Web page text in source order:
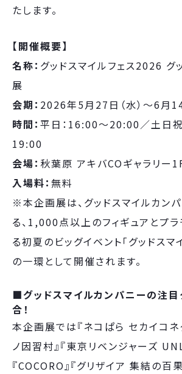
たします。
【開催概要】
名称： グッドスマイルフェス2026 グ
展
会期： 2026年5月27日（水）〜6月14
時間： 平日：16:00～20:00／土日
19:00
会場： 秋葉原 アキバCOギャラリー
入場料： 無料
※本企画展は、グッドスマイルカン
る、1,000点以上のフィギュアとプ
る初夏のビッグイベント「グッドスマ
の一環として開催されます。
■グッドスマイルカンパニーの注目
合！
本企画展では『ネコぱら セカイコネ
ノ因習村』『東京リベンジャーズ
『COCORO』『グリザイア 集結の百